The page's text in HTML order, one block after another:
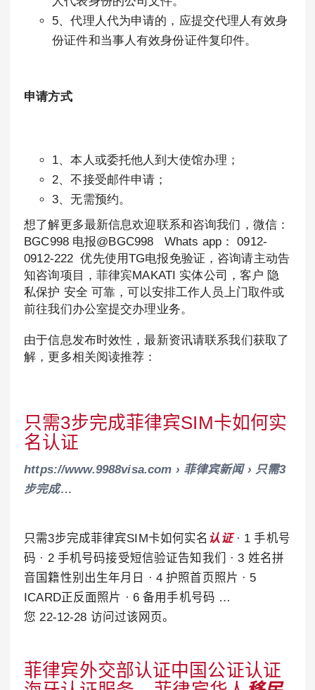
5、代理人代为申请的，应提交代理人有效身
份证件和当事人有效身份证件复印件。
申请方式
1、本人或委托他人到大使馆办理；
2、不接受邮件申请；
3、无需预约。
想了解更多最新信息欢迎联系和咨询我们，微信：
BGC998 电报@BGC998 Whats app： 0912-
0912-222 优先使用TG电报免验证，咨询请主动告
知咨询项目，菲律宾MAKATI 实体公司，客户 隐
私保护 安全 可靠，可以安排工作人员上门取件或
前往我们办公室提交办理业务。
由于信息发布时效性，最新资讯请联系我们获取了
解，更多相关阅读推荐：
只需3步完成菲律宾SIM卡如何实
名认证
https://www.9988visa.com › 菲律宾新闻 › 只需3
步完成…
只需3步完成菲律宾SIM卡如何实名 认证· 1 手机号
码 · 2 手机号码接受短信验证告知我们 · 3 姓名拼
音国籍性别出生年月日 · 4 护照首页照片 · 5
ICARD正反面照片 · 6 备用手机号码 …
您 22-12-28 访问过该网页。
菲律宾外交部认证中国公证认证